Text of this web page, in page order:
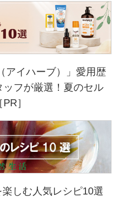
アイハーブ）」愛用歴
フが厳選！夏のセル
］
しむ人気レシピ10選